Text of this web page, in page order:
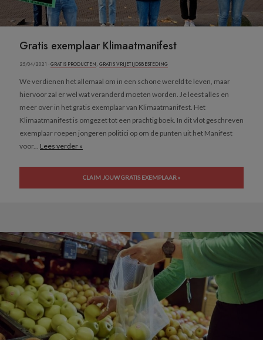
Gratis exemplaar Klimaatmanifest
25/04/2021 ·GRATIS PRODUCTEN, GRATIS VRIJETIJDSBESTEDING
We verdienen het allemaal om in een schone wereld te leven, maar
hiervoor zal er wel wat veranderd moeten worden. Je leest alles en
meer over in het gratis exemplaar van Klimaatmanifest. Het
Klimaatmanifest is omgezet tot een prachtig boek. In dit vlot geschreven
exemplaar roepen jongeren politici op om de punten uit het Manifest
voor... Lees verder »
CLAIM JOUW GRATIS EXEMPLAAR »